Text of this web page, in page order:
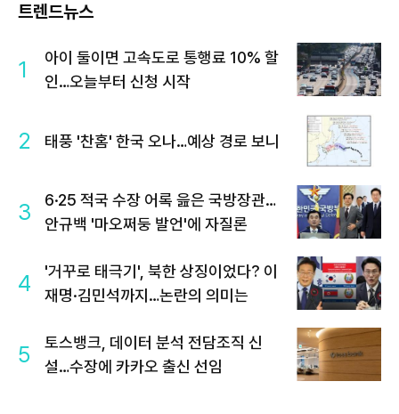
트렌드뉴스
1
아이 둘이면 고속도로 통행료 10% 할
인…오늘부터 신청 시작
2 태풍 '찬홈' 한국 오나…예상 경로 보니
3
6·25 적국 수장 어록 읊은 국방장관…
안규백 '마오쩌둥 발언'에 자질론
4
'거꾸로 태극기', 북한 상징이었다? 이
재명·김민석까지…논란의 의미는
5
토스뱅크, 데이터 분석 전담조직 신
설…수장에 카카오 출신 선임